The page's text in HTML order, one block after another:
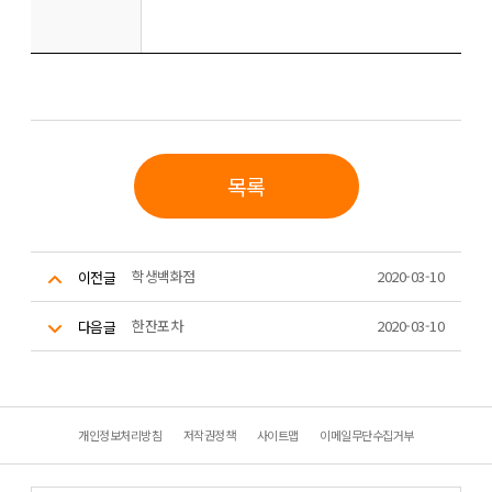
목록
이전글 학생백화점 2020-03-10
다음글 한잔포차 2020-03-10
개인정보처리방침 저작권정책 사이트맵 이메일무단수집거부